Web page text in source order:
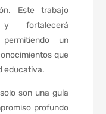
Este trabajo
y fortalecerá
un
que
educativa.
son una guía
profundo